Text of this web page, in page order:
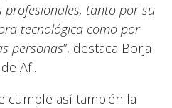
profesionales, tanto por su
tecnológica como por
personas”, destaca Borja
Afi.
cumple así también la